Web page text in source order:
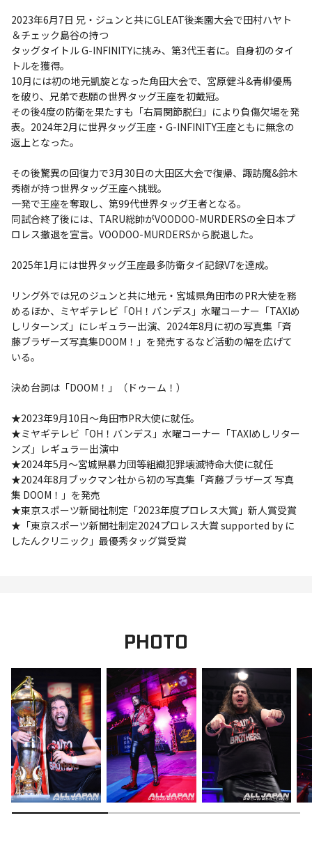
2023年6月7日 兄・ジュンと共にGLEAT後楽園大会で田村ハヤト
＆チェック島谷の持つ
タッグタイトル G-INFINITYに挑み、第3代王者に。自身初のタイ
トルを獲得。
10月には初の地元凱旋となった角田大会で、宮原健斗&青柳優馬
を破り、兄弟で悲願の世界タッグ王座を初戴冠。
その後4度の防衛を果たすも「右肩関節脱臼」により負傷欠場を発
表。2024年2月に世界タッグ王座・G-INFINITY王座ともに無念の
返上となった。
その後驚異の回復力で3月30日の大田区大会で復帰、諏訪魔&鈴木
秀樹が持つ世界タッグ王座へ挑戦。
一発で王座を奪取し、第99代世界タッグ王者となる。
同試合終了後には、TARU総帥がVOODOO-MURDERSの全日本プ
ロレス撤退を宣言。VOODOO-MURDERSから脱退した。
2025年1月には世界タッグ王座最多防衛タイ記録V7を達成。
リング外では兄のジュンと共に地元・宮城県角田市のPR大使を務
めるほか、ミヤギテレビ「OH！バンデス」水曜コーナー「TAXIめ
しリターンズ」にレギュラー出演、2024年8月に初の写真集「斉
藤ブラザーズ写真集DOOM！」を発売するなど活動の幅を広げて
いる。
決め台詞は「DOOM！」（ドゥーム！）
★2023年9月10日～角田市PR大使に就任。
★ミヤギテレビ「OH！バンデス」水曜コーナー「TAXIめしリター
ンズ」レギュラー出演中
★2024年5月～宮城県暴力団等組織犯罪壊滅特命大使に就任
★2024年8月ブックマン社から初の写真集「斉藤ブラザーズ 写真
集 DOOM！」を発売
★東京スポーツ新聞社制定「2023年度プロレス大賞」新人賞受賞
★「東京スポーツ新聞社制定2024プロレス大賞 supported by に
したんクリニック」最優秀タッグ賞受賞
PHOTO